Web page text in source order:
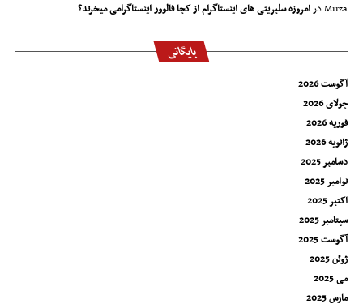
Mirzaدرامروزه سلبریتی های اینستاگرام از کجا فالوور اینستاگرامی میخرند؟
بایگانی
آگوست 2026
جولای 2026
فوریه 2026
ژانویه 2026
دسامبر 2025
نوامبر 2025
اکتبر 2025
سپتامبر 2025
آگوست 2025
ژوئن 2025
می 2025
مارس 2025